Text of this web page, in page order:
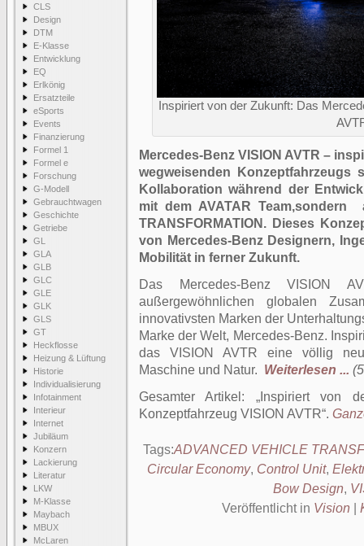
CLS
Design
DTM
E-Klasse
Entwicklung
EQ
Erlkönig
Ersatzteile
eSports
Events
Finanzierung
Formel 1
Formel e
Forschung
G-Modell
Gebrauchtwagen
Geschichte
Getriebe
GL
GLA
GLB
GLC
GLE
GLK
GLS
GT
Heckflosse
Heizung & Lüftung
Historie
Individualisierung
Infotainment
Interieur
Internet
Jubiläum
Konzern
Lackierung
Literatur
LKW
M-Klasse
Maybach
MBUX
McLaren
Inspiriert von der Zukunft: Das
Mercedes-Benz VISION AVTR –
wegweisenden
Kollaboration während der
mit dem AVATAR Team,sondern
TRANSFORMATION. Dieses
von Mercedes-Benz Designern,
Mobilität in ferner Zukunft.
Das Mercedes-Benz VISION
außergewöhnlichen globalen
innovativsten Marken der
Marke der Welt, Mercedes-Benz.
das VISION AVTR eine völlig
Maschine und Natur. Weiterlesen ...
Gesamter Artikel:
Inspiriert von
Konzeptfahrzeug VISION AVTR .
Tags:ADVANCED VEHICLE
Circular Economy, Control Unit,
Bow Design,
Veröffentlicht in Vision